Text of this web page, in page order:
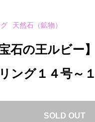
天然石（鉱物）
宝石の王ルビ
ング１４号～
SOLD OUT